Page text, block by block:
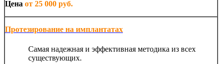
Цена от 25 000 руб.
Протезирование на имплантатах
Самая надежная и эффективная методика из всех
существующих.